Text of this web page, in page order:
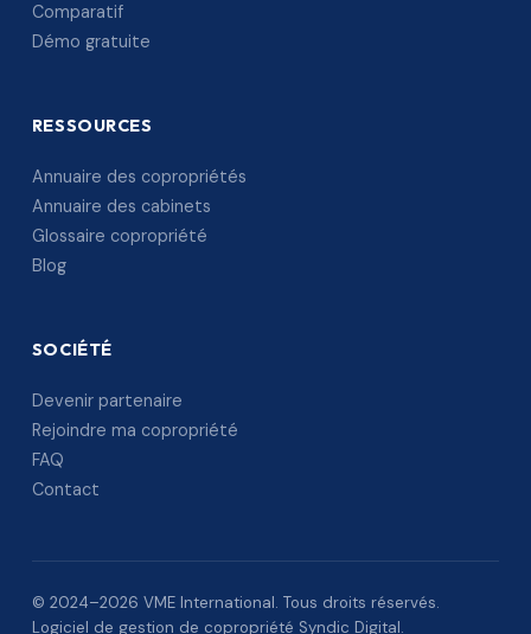
Comparatif
Démo gratuite
RESSOURCES
Annuaire des copropriétés
Annuaire des cabinets
Glossaire copropriété
Blog
SOCIÉTÉ
Devenir partenaire
Rejoindre ma copropriété
FAQ
Contact
© 2024–2026 VME International. Tous droits réservés.
Logiciel de gestion de copropriété Syndic Digital.